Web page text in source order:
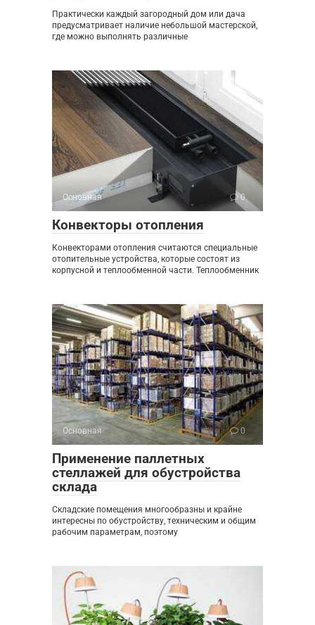
Практически каждый загородный дом или дача
предусматривает наличие небольшой мастерской,
где можно выполнять различные
Основная 0
Конвекторы отопления
Конвекторами отопления считаются специальные
отопительные устройства, которые состоят из
корпусной и теплообменной части. Теплообменник
Основная 0
Применение паллетных
стеллажей для обустройства
склада
Складские помещения многообразны и крайне
интересны по обустройству, техническим и общим
рабочим параметрам, поэтому